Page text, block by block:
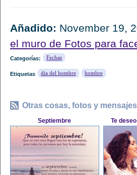
Añadido: November 19,
el muro de Fotos para
Categorías: Fechas
Etiquetas dia del hombre hombre
Otras cosas, fotos y
Septiembre Te